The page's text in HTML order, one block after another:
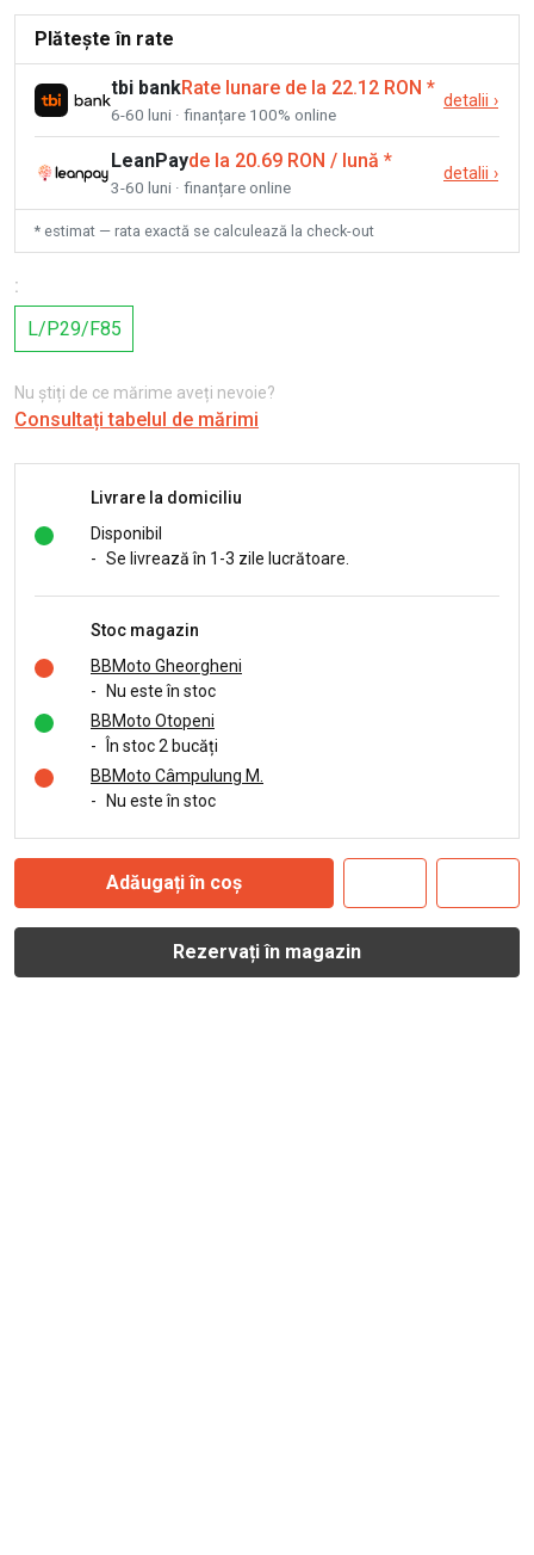
Plătește în rate
tbi bankRate lunare de la 22.12 RON *
6-60 luni · finanțare 100% online
detalii ›
LeanPayde la 20.69 RON / lună *
3-60 luni · finanțare online
detalii ›
* estimat — rata exactă se calculează la check-out
:
L/P29/F85
Nu știți de ce mărime aveți nevoie?
Consultați tabelul de mărimi
Livrare la domiciliu
Disponibil
- Se livrează în 1-3 zile lucrătoare.
Stoc magazin
BBMoto Gheorgheni
-
Nu este în stoc
BBMoto Otopeni
-
În stoc 2 bucăți
BBMoto Câmpulung M.
-
Nu este în stoc
Adăugați în coș
Rezervați în magazin